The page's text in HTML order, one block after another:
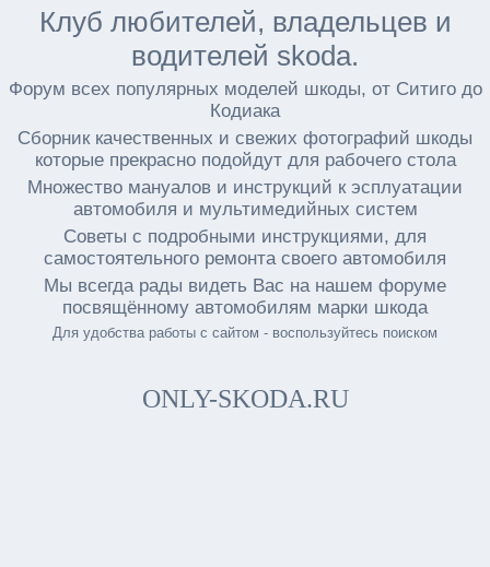
Клуб любителей, владельцев и
водителей skoda.
Форум всех популярных моделей шкоды, от Ситиго до
Кодиака
Сборник качественных и свежих фотографий шкоды
которые прекрасно подойдут для рабочего стола
Множество мануалов и инструкций к эсплуатации
автомобиля и мультимедийных систем
Советы с подробными инструкциями, для
самостоятельного ремонта своего автомобиля
Мы всегда рады видеть Вас на нашем форуме
посвящённому автомобилям марки шкода
Для удобства работы с сайтом - воспользуйтесь поиском
ONLY-SKODA.RU